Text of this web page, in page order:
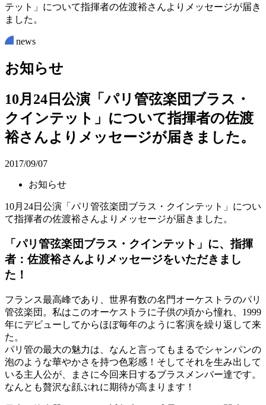
テット」について指揮者の佐渡裕さんよりメッセージが届き
ました。
news
お知らせ
10月24日公演「パリ管弦楽団ブラス・
クインテット」について指揮者の佐渡
裕さんよりメッセージが届きました。
2017/09/07
お知らせ
10月24日公演「パリ管弦楽団ブラス・クインテット」につい
て指揮者の佐渡裕さんよりメッセージが届きました。
「パリ管弦楽団ブラス・クインテット」に、指揮
者：佐渡裕さんよりメッセージをいただきまし
た！
フランス最高峰であり、世界有数の名門オーケストラのパリ
管弦楽団。私はこのオーケストラに子供の頃から憧れ、1999
年にデビューしてからほぼ毎年のように客演を繰り返して来
た。
パリ管の最大の魅力は、なんと言ってもまるでシャンパンの
泡のような華やかさを持つ色彩感！そしてそれを生み出して
いる主人公が、まさに今回来日するブラスメンバー達です。
なんとも贅沢な顔ぶれに期待が高まります！